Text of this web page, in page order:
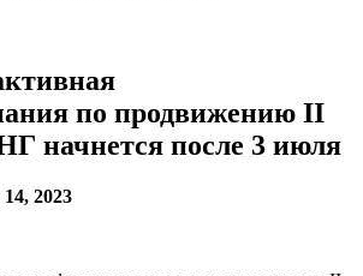
по продвижению II
начнется после 3 июля
2023